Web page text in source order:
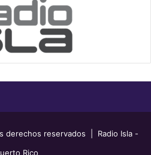
derechos reservados | Radio Isla -
Rico